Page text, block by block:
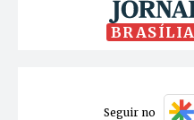
Seguir no